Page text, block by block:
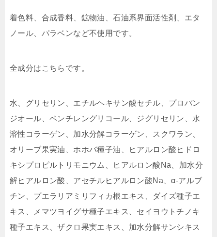
着色料、合成香料、鉱物油、石油系界面活性剤、エタ
ノール、パラベンなど不使用です。
全成分はこちらです。
水、グリセリン、エチルヘキサン酸セチル、プロパン
ジオール、ペンチレングリコール、ジグリセリン、水
溶性コラーゲン、加水分解コラーゲン、スクワラン、
オリーブ果実油、ホホバ種子油、ヒアルロン酸ヒドロ
キシプロピルトリモニウム、ヒアルロン酸Na、加水分
解ヒアルロン酸、アセチルヒアルロン酸Na、α-アルブ
チン、プエラリアミリフィカ根エキス、ダイズ種子エ
キス、メマツヨイグサ種子エキス、セイヨウトチノキ
種子エキス、ザクロ果実エキス、加水分解サンシキス